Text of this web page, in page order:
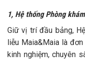
1, Hệ thống Phòng
Giữ vị trí đầu bảng,
liễu Maia&Maia là
kinh nghiệm, chuyên